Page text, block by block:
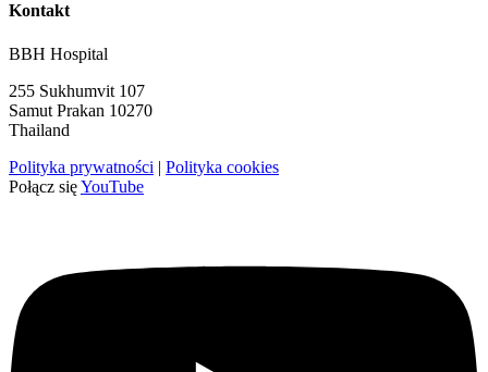
Kontakt
BBH Hospital
255 Sukhumvit 107
Samut Prakan 10270
Thailand
Polityka prywatności | Polityka cookies
Połącz sięYouTube